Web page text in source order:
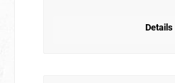
Details